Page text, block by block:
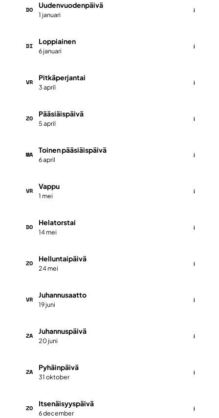
DO
Uudenvuodenpäivä
1 januari
i
DI
Loppiainen
6 januari
i
VR
Pitkäperjantai
3 april
i
ZO
Pääsiäispäivä
5 april
i
MA
Toinen pääsiäispäivä
6 april
i
VR
Vappu
1 mei
i
DO
Helatorstai
14 mei
i
ZO
Helluntaipäivä
24 mei
i
VR
Juhannusaatto
19 juni
i
ZA
Juhannuspäivä
20 juni
i
ZA
Pyhäinpäivä
31 oktober
i
ZO
Itsenäisyyspäivä
6 december
i